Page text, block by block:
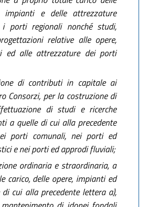
impianti e delle attrezzature
i porti regionali nonché studi,
relative alle opere,
ed alle attrezzature dei porti
di contributi in capitale ai
Consorzi, per la costruzione di
di studi e ricerche
a quelle di cui alla precedente
porti comunali, nei porti ed
e nei porti ed approdi fluviali;
ordinaria e straordinaria, a
carico, delle opere, impianti ed
cui alla precedente lettera a),